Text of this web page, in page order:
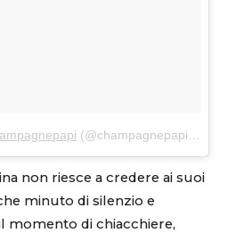
(@champagnepapi) on
non riesce a credere ai suoi
minuto di silenzio e
momento di chiacchiere,